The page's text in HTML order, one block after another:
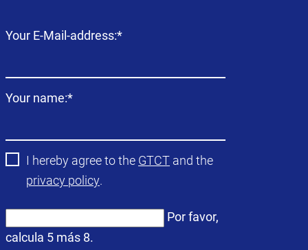
Campo
Your E-Mail-address:*
Campo
Your name:*
I hereby agree to the GTCT and the
privacy policy.
Por favor,
calcula 5 más 8.